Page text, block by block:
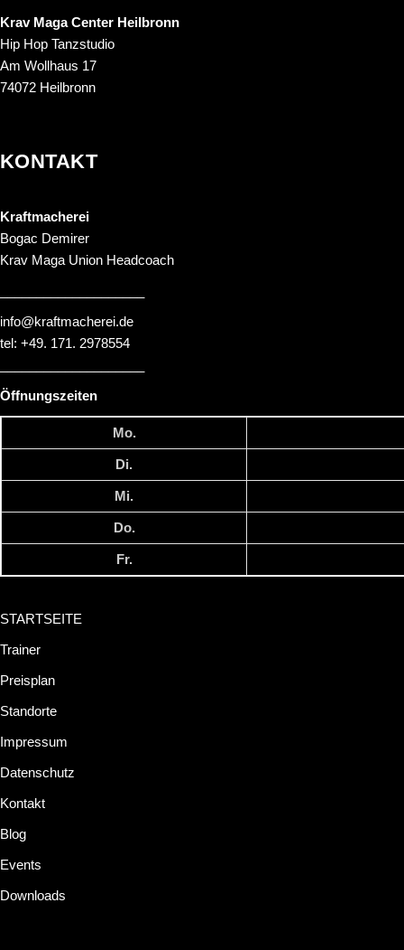
Krav Maga Center Heilbronn
Hip Hop Tanzstudio
Am Wollhaus 17
74072 Heilbronn
KONTAKT
Kraftmacherei
Bogac Demirer
Krav Maga Union Headcoach
info@kraftmacherei.de
tel: +49. 171. 2978554
Öffnungszeiten
Mo.
Di.
Mi.
Do.
Fr.
STARTSEITE
Trainer
Preisplan
Standorte
Impressum
Datenschutz
Kontakt
Blog
Events
Downloads